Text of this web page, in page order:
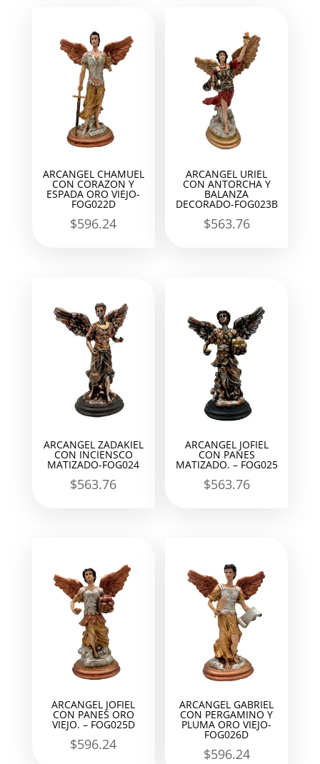
ARCANGEL CHAMUEL
CON CORAZON Y
ESPADA ORO VIEJO-
FOG022D
$596.24
ARCANGEL URIEL
CON ANTORCHA Y
BALANZA
DECORADO-FOG023B
$563.76
ARCANGEL ZADAKIEL
CON INCIENSCO
MATIZADO-FOG024
$563.76
ARCANGEL JOFIEL
CON PANES
MATIZADO. – FOG025
$563.76
ARCANGEL JOFIEL
CON PANES ORO
VIEJO. – FOG025D
$596.24
ARCANGEL GABRIEL
CON PERGAMINO Y
PLUMA ORO VIEJO-
FOG026D
$596.24